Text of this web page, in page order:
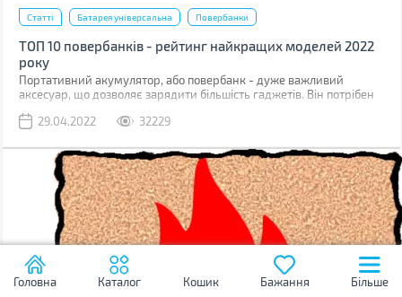
Статті Батарея універсальна Повербанки
ТОП 10 повербанків - рейтинг найкращих моделей 2022
року
Портативний акумулятор, або повербанк - дуже важливий
аксесуар, що дозволяє зарядити більшість гаджетів. Він потрібен
бойових дій. Недаремно волонтери постійно просять
Ми склали рейтинг з 10-ти цікавих моделей, кожну з яких можна
використовувати в різних ситуаціях.
29.04.2022 32229
Головна Каталог Кошик Бажання Більше